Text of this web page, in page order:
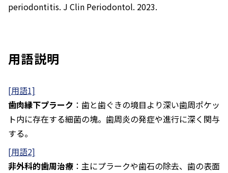
periodontitis. J Clin Periodontol. 2023.
用語説明
[用語1]
歯肉縁下プラーク ：歯と歯ぐきの境目より深い歯周ポケッ
ト内に存在する細菌の塊。歯周炎の発症や進行に深く関与
する。
[用語2]
非外科的歯周治療 ：主にプラークや歯石の除去、歯の表面